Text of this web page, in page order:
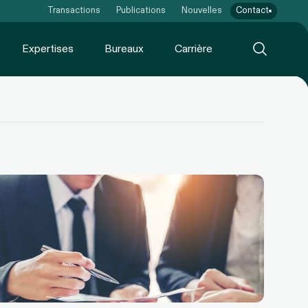
Transactions Publications Nouvelles Contact
Expertises Bureaux Carrière